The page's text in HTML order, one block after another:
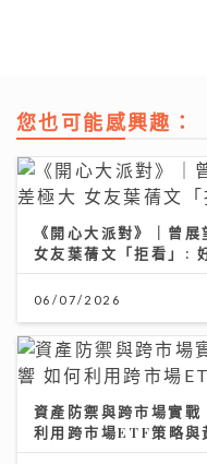
您也可能感興趣：
《開心大派對》｜曾
女友葉蒨文「拒看」:
06/07/2026
資產防禦與跨市場實
利用跨市場ETF策略與